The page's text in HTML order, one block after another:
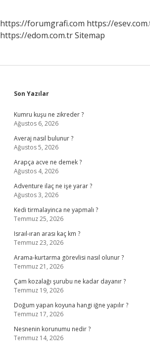
https://forumgrafi.com https://
https://edom.com.trSitemap
Sidebar
Son Yazılar
Kumru kuşu ne zikreder ?
Ağustos 6, 2026
Averaj nasıl bulunur ?
Ağustos 5, 2026
Arapça acve ne demek ?
Ağustos 4, 2026
Adventure ilaç ne işe yarar ?
Ağustos 3, 2026
Kedi tirmalayinca ne yapmalı ?
Temmuz 25, 2026
Israıl-ıran arası kaç km ?
Temmuz 23, 2026
Arama-kurtarma görevlisi nasıl olunur ?
Temmuz 21, 2026
Çam kozalağı şurubu ne kadar dayanır ?
Temmuz 19, 2026
Doğum yapan koyuna hangi iğne yapılır ?
Temmuz 17, 2026
Nesnenin korunumu nedir ?
Temmuz 14, 2026